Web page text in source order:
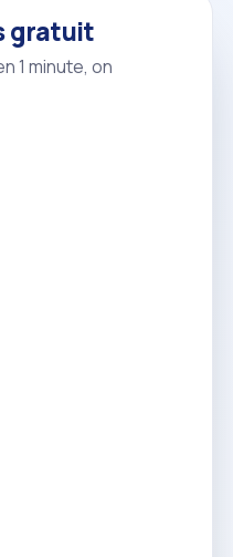
gratuit
1 minute, on